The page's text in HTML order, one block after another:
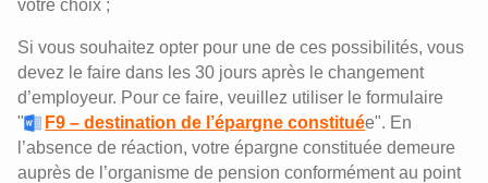
votre choix ;
Si vous souhaitez opter pour une de ces possibilités, vous
devez le faire dans les 30 jours après le changement
d’employeur. Pour ce faire, veuillez utiliser le formulaire
"
F9 – destination de l’épargne constituée". En
l’absence de réaction, votre épargne constituée demeure
auprès de l’organisme de pension conformément au point